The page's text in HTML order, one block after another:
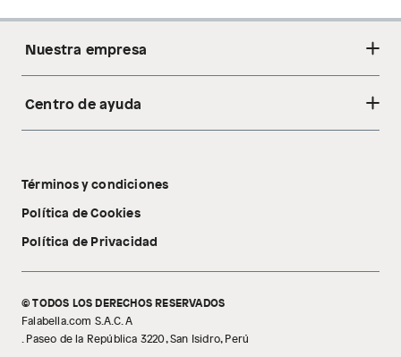
Nuestra empresa
Acerca de nosotros
Tecnología Pillow Walk
Centro de ayuda
Libro de reclamaciones
Términos y condiciones
Política de Cookies
Política de Privacidad
© TODOS LOS DERECHOS RESERVADOS
Falabella.com S.A.C. A
. Paseo de la República 3220, San Isidro, Perú